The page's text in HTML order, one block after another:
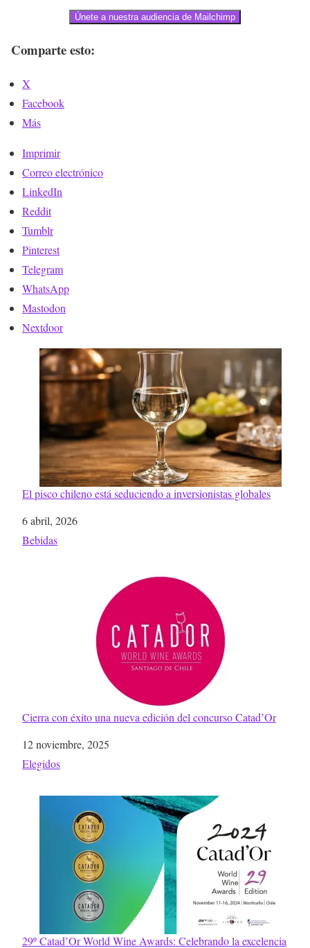
Únete a nuestra audiencia de Mailchimp
Comparte esto:
X
Facebook
Más
Imprimir
Correo electrónico
LinkedIn
Reddit
Tumblr
Pinterest
Telegram
WhatsApp
Mastodon
Nextdoor
El pisco chileno está seduciendo a inversionistas globales
Fecha
6 abril, 2026
Respecto a
Bebidas
Cierra con éxito una nueva edición del concurso Catad’Or
Fecha
12 noviembre, 2025
Respecto a
Elegidos
29º Catad’Or World Wine Awards: Celebrando la excelencia